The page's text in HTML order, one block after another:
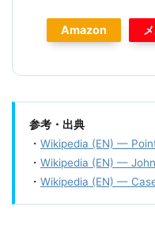
Amazon
参考・出典
・ Wikipedia (EN) —
・ Wikipedia (EN) —
・ Wikipedia (EN) —